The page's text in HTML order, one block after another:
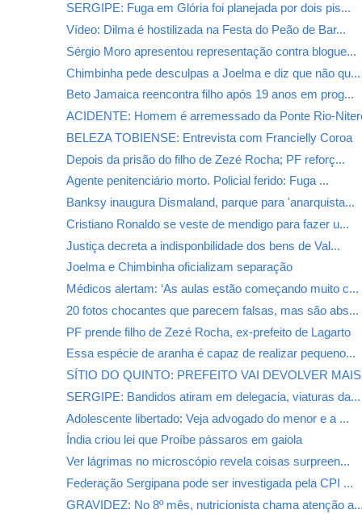
SERGIPE: Fuga em Glória foi planejada por dois pis...
Vídeo: Dilma é hostilizada na Festa do Peão de Bar...
Sérgio Moro apresentou representação contra blogue...
Chimbinha pede desculpas a Joelma e diz que não qu...
Beto Jamaica reencontra filho após 19 anos em prog...
ACIDENTE: Homem é arremessado da Ponte Rio-
BELEZA TOBIENSE: Entrevista com Francielly Coroa
Depois da prisão do filho de Zezé Rocha; PF reforç...
Agente penitenciário morto. Policial ferido: Fuga ...
Banksy inaugura Dismaland, parque para 'anarquista...
Cristiano Ronaldo se veste de mendigo para fazer u...
Justiça decreta a indisponbilidade dos bens de Val...
Joelma e Chimbinha oficializam separação
Médicos alertam: ‘As aulas estão começando muito c...
20 fotos chocantes que parecem falsas, mas são abs...
PF prende filho de Zezé Rocha, ex-prefeito de Lagarto
Essa espécie de aranha é capaz de realizar pequeno...
SÍTIO DO QUINTO: PREFEITO VAI DEVOLVER
SERGIPE: Bandidos atiram em delegacia, viaturas da...
Adolescente libertado: Veja advogado do menor e a ...
Índia criou lei que Proíbe pássaros em gaiola
Ver lágrimas no microscópio revela coisas surpreen...
Federação Sergipana pode ser investigada pela CPI ...
GRAVIDEZ: No 8º mês, nutricionista chama atenção